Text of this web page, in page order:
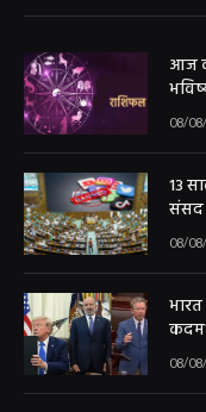
आज
08/
13
संसद
08/
08/